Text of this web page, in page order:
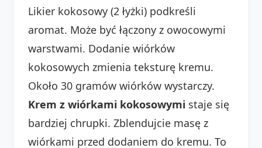
Likier kokosowy (2 łyżki) podkreśli
aromat. Może być łączony z owocowymi
warstwami. Dodanie wiórków
kokosowych zmienia teksturę kremu.
Około 30 gramów wiórków wystarczy.
Krem z wiórkami kokosowymi staje się
bardziej chrupki. Zblendujcie masę z
wiórkami przed dodaniem do kremu. To